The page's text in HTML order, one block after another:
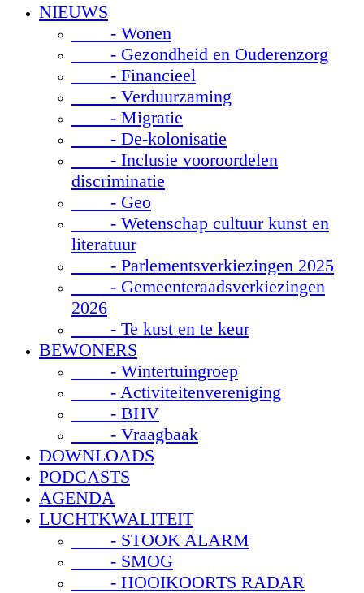
NIEUWS
- Wonen
- Gezondheid en Ouderenzorg
- Financieel
- Verduurzaming
- Migratie
- De-kolonisatie
- Inclusie vooroordelen
discriminatie
- Geo
- Wetenschap cultuur kunst en
literatuur
- Parlementsverkiezingen 2025
- Gemeenteraadsverkiezingen
2026
- Te kust en te keur
BEWONERS
- Wintertuingroep
- Activiteitenvereniging
- BHV
- Vraagbaak
DOWNLOADS
PODCASTS
AGENDA
LUCHTKWALITEIT
- STOOK ALARM
- SMOG
- HOOIKOORTS RADAR